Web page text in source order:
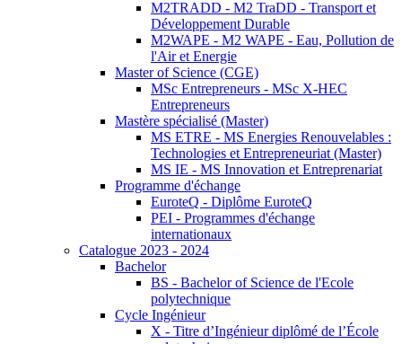
M2TRADD - M2 TraDD - Transport et
Développement Durable
M2WAPE - M2 WAPE - Eau, Pollution de
l'Air et Energie
Master of Science (CGE)
MSc Entrepreneurs - MSc X-HEC
Entrepreneurs
Mastère spécialisé (Master)
MS ETRE - MS Energies Renouvelables :
Technologies et Entrepreneuriat (Master)
MS IE - MS Innovation et Entreprenariat
Programme d'échange
EuroteQ - Diplôme EuroteQ
PEI - Programmes d'échange
internationaux
Catalogue 2023 - 2024
Bachelor
BS - Bachelor of Science de l'Ecole
polytechnique
Cycle Ingénieur
X - Titre d’Ingénieur diplômé de l’École